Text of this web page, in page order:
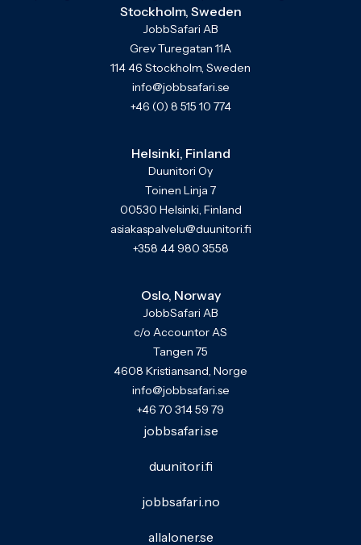
Stockholm, Sweden
JobbSafari AB
Grev Turegatan 11A
114 46 Stockholm, Sweden
info@jobbsafari.se
+46 (0) 8 515 10 774
Helsinki, Finland
Duunitori Oy
Toinen Linja 7
00530 Helsinki, Finland
asiakaspalvelu@duunitori.fi
+358 44 980 3558
Oslo, Norway
JobbSafari AB
c/o Accountor AS
Tangen 75
4608 Kristiansand, Norge
info@jobbsafari.se
+46 70 314 59 79
jobbsafari.se
duunitori.fi
jobbsafari.no
allaloner.se